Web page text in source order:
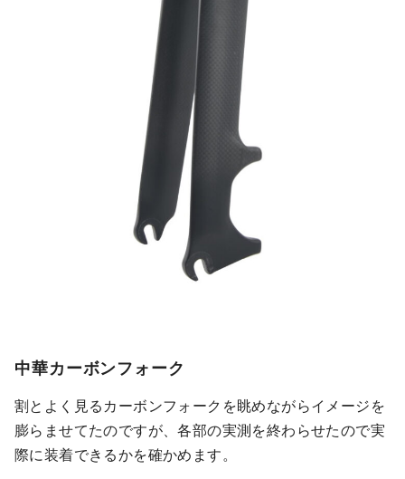
中華カーボンフォーク
割とよく見るカーボンフォークを眺めながらイメージを
膨らませてたのですが、各部の実測を終わらせたので実
際に装着できるかを確かめます。